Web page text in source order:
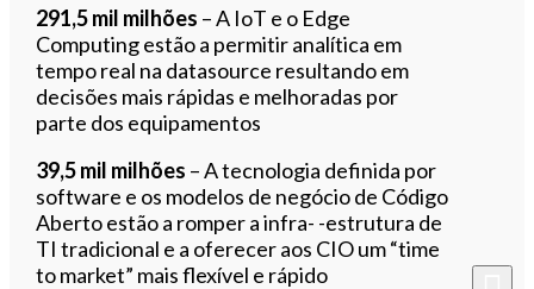
291,5 mil milhões – A IoT e o Edge
Computing estão a permitir analítica em
tempo real na datasource resultando em
decisões mais rápidas e melhoradas por
parte dos equipamentos
39,5 mil milhões – A tecnologia definida por
software e os modelos de negócio de Código
Aberto estão a romper a infra- -estrutura de
TI tradicional e a oferecer aos CIO um “time
to market” mais flexível e rápido